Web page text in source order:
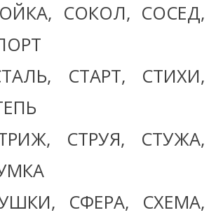
СОКОЛ, СОСЕД,
СТАРТ, СТИХИ,
СТРУЯ, СТУЖА,
СФЕРА, СХЕМА,